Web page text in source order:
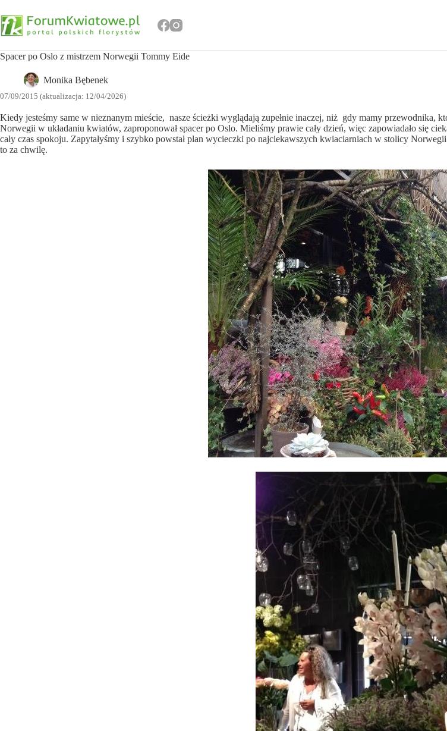
do
treści
Spacer po Oslo z mistrzem Norwegii Tommy Eide
Monika Bębenek
07/09/2015 (aktualizacja: 12/04/2026)
Kiedy jesteśmy same w nieznanym mieście, nasze ścieżki wyglądają zupełnie inaczej, niż gdy mamy przewodnika,
Norwegii w układaniu kwiatów, zaproponował spacer po Oslo. Mieliśmy prawie cały dzień, więc zapowiadało się
cały czas spokoju. Zapytałyśmy i szybko powstał plan wycieczki po najciekawszych kwiaciarniach w stolicy
to za chwilę.